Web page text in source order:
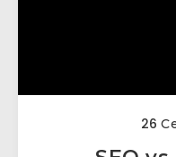
26